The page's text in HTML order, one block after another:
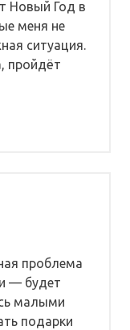
Новый Год в
меня не
ситуация.
пройдёт
проблема
— будет
малыми
подарки